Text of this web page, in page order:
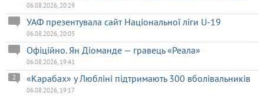
06.08.2026, 20:29
УАФ презентувала сайт Національної ліги U-19
06.08.2026, 20:05
Офіційно. Ян Діоманде — гравець «Реала»
06.08.2026, 19:41
«Карабах» у Любліні підтримають 300 вболівальників
2
06.08.2026, 19:17